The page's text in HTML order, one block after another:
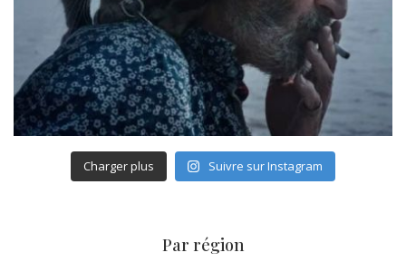
Charger plus Suivre sur Instagram
Par région